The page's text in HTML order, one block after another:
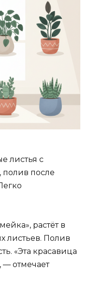
листья с
полив после
растёт в
листьев. Полив
«Эта красавица
— отмечает